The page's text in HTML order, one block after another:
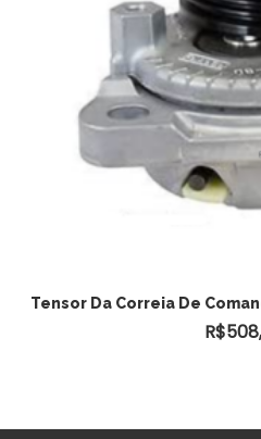
Tensor Da Correia De
R$